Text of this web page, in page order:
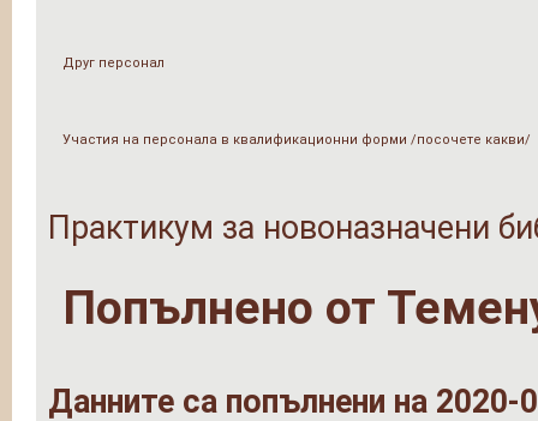
Друг персонал
Участия на персонала в квалификационни форми /посочете какви/
Практикум за новоназначени
Попълнено от
Данните са попълнени на 2020-